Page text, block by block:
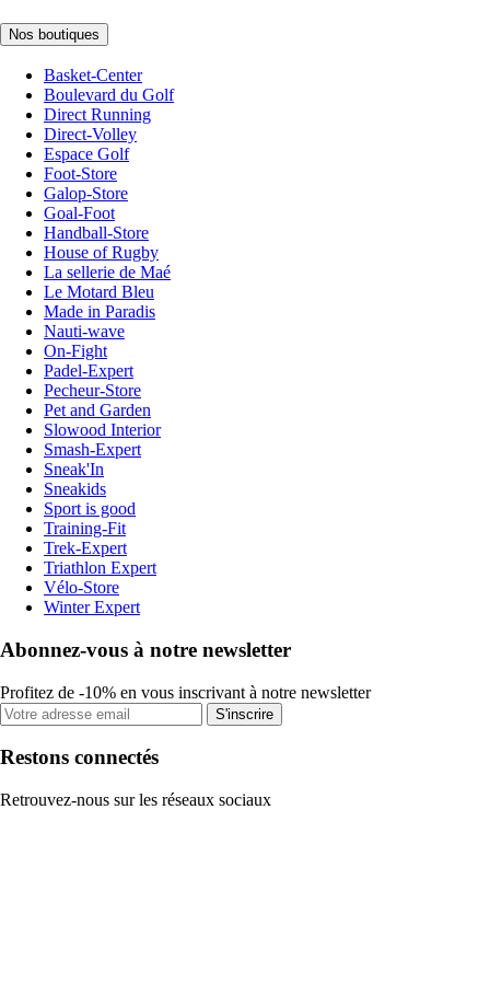
Nos boutiques
Basket-Center
Boulevard du Golf
Direct Running
Direct-Volley
Espace Golf
Foot-Store
Galop-Store
Goal-Foot
Handball-Store
House of Rugby
La sellerie de Maé
Le Motard Bleu
Made in Paradis
Nauti-wave
On-Fight
Padel-Expert
Pecheur-Store
Pet and Garden
Slowood Interior
Smash-Expert
Sneak'In
Sneakids
Sport is good
Training-Fit
Trek-Expert
Triathlon Expert
Vélo-Store
Winter Expert
Abonnez-vous à notre newsletter
Profitez de -10% en vous inscrivant à notre newsletter
S'inscrire
Restons connectés
Retrouvez-nous sur les réseaux sociaux